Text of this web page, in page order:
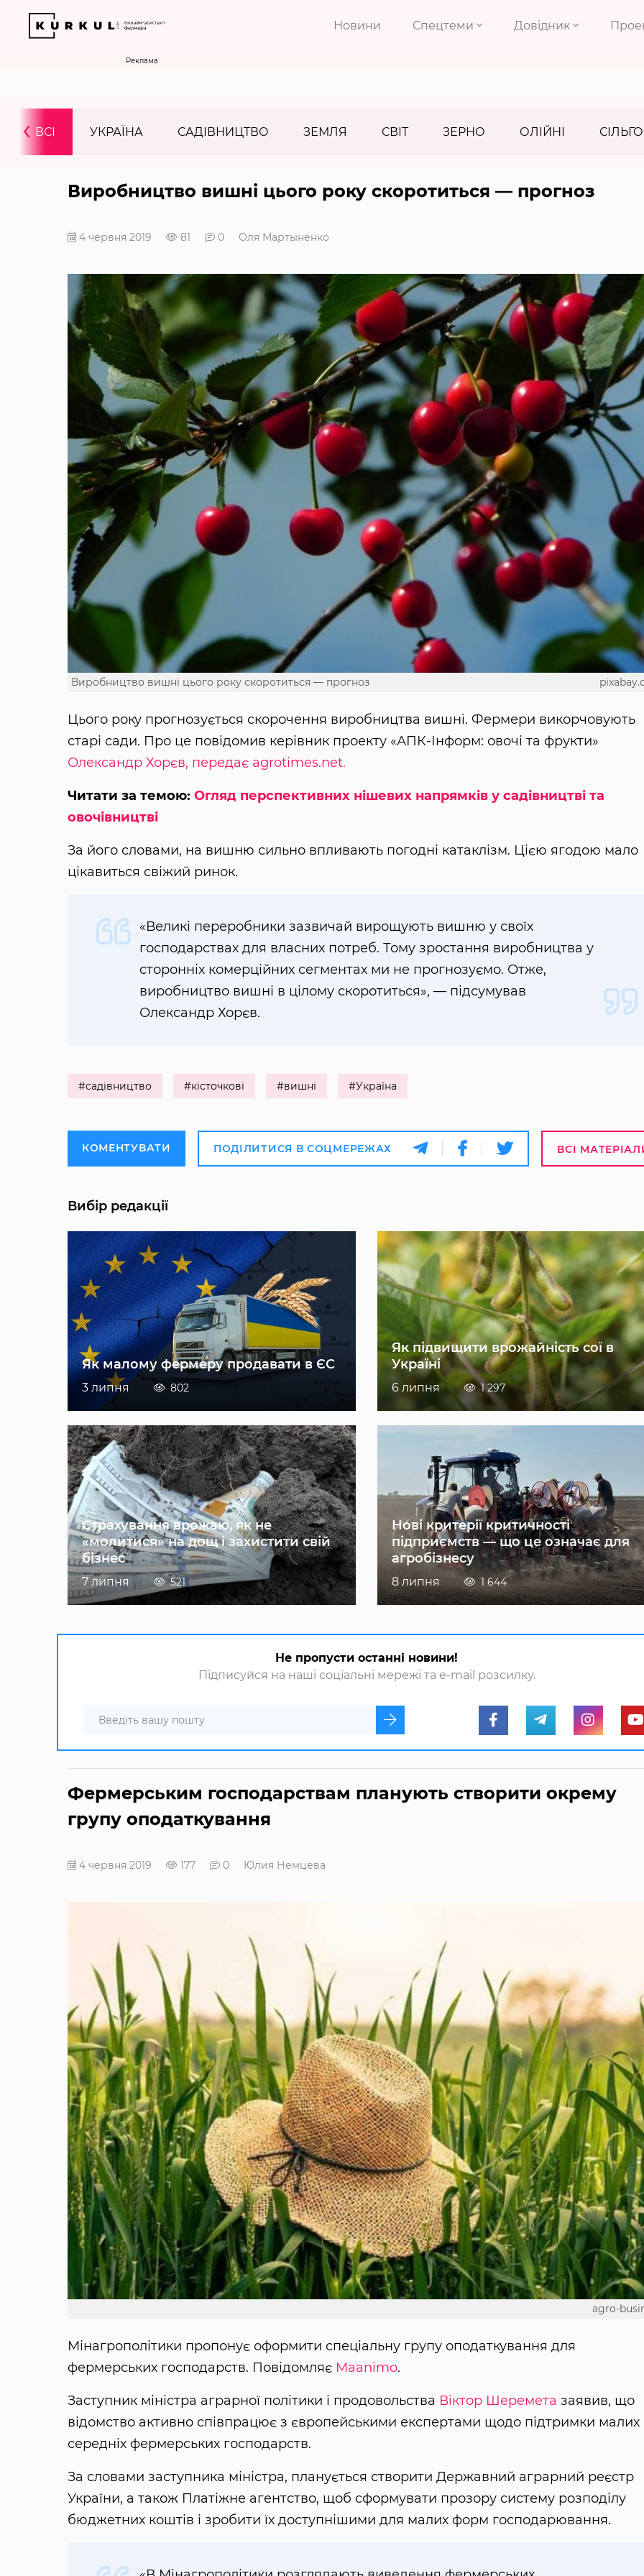
Новини Спецтеми Довідник
Реклама
ВСІ УКРАЇНА САДІВНИЦТВО ЗЕМЛЯ СВІТ ЗЕРНО ОЛІЙНІ
‹
Виробництво вишні цього року скоротиться — прогноз
4 червня 2019 81 0 Оля Мартыненко
Виробництво вишні цього року скоротиться — прогноз
Цього року прогнозується скорочення виробництва вишні. Фермери викорчовують
старі сади. Про це повідомив керівник проекту «АПК-Інформ: овочі та фрукти»
Олександр Хорєв, передає agrotimes.net.
Читати за темою: Огляд перспективних нішевих напрямків у садівництві та
овочівництві
За його словами, на вишню сильно впливають погодні катаклізм. Цією ягодою мало
цікавиться свіжий ринок.
«Великі переробники зазвичай вирощують вишню у своїх
господарствах для власних потреб. Тому зростання виробництва у
сторонніх комерційних сегментах ми не прогнозуємо. Отже,
виробництво вишні в цілому скоротиться», — підсумував
Олександр Хорєв.
#садівництво #кісточкові #вишні #Україна
КОМЕНТУВАТИ ПОДІЛИТИСЯ В СОЦМЕРЕЖАХ ВСІ
Вибір редакції
Як малому фермеру продавати в ЄС
3 липня 802
Як підвищити врожайність сої в
Україні
6 липня 1 297
Страхування врожаю, як не
«молитися» на дощ і захистити свій
бізнес
7 липня 521
Нові критерії критичності
підприємств — що це означає для
агробізнесу
8 липня 1 644
Не пропусти останні новини!
Підписуйся на наші соціальні мережі та e-mail розсилку.
Фермерським господарствам планують створити окрему
групу оподаткування
4 червня 2019 177 0 Юлия Немцева
agro-
Мінагрополітики пропонує оформити спеціальну групу оподаткування для
фермерських господарств. Повідомляє Maanimo.
Заступник міністра аграрної політики і продовольства Віктор Шеремета заявив, що
відомство активно співпрацює з європейськими експертами щодо підтримки малих
середніх фермерських господарств.
За словами заступника міністра, планується створити Державний аграрний реєстр
України, а також Платіжне агентство, щоб сформувати прозору систему розподілу
бюджетних коштів і зробити їх доступнішими для малих форм господарювання.